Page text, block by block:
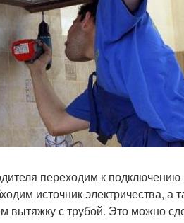
переходим к подключению
источник электричества, а
вытяжку с трубой. Это можно